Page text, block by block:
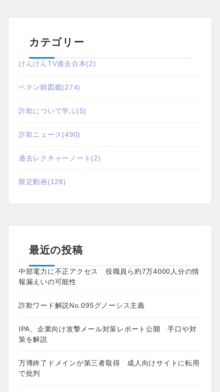
カテゴリー
けんけんTV過去台本(2)
ペテン師図鑑(274)
詐欺について学ぶ(5)
詐欺ニュース(490)
過去レクチャーノート (2)
限定動画(128)
最近の投稿
中部電力に不正アクセス 役職員ら約7万4000人分の情
報漏えいの可能性
詐欺ワード解説No.095グノーシス主義
IPA、企業向け攻撃メール対策レポート公開 手口や対
策を解説
万博終了ドメインが第三者取得 成人向けサイトに転用
で批判